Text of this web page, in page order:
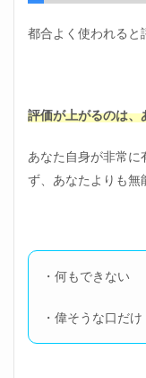
都合よく使われると
評価が上がるのは、
あなた自身が非常に
ず、あなたよりも無
・何もできない
・偉そうな口だけ